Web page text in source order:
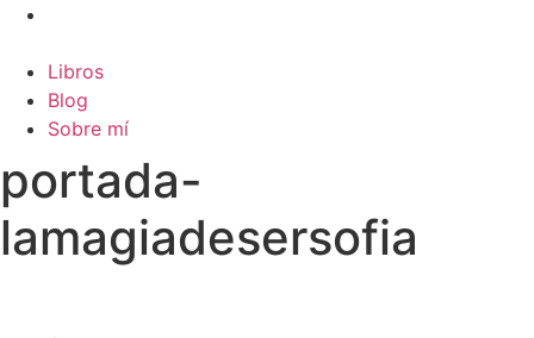
contenido
Libros
Blog
Sobre mí
portada-
lamagiadesersofia